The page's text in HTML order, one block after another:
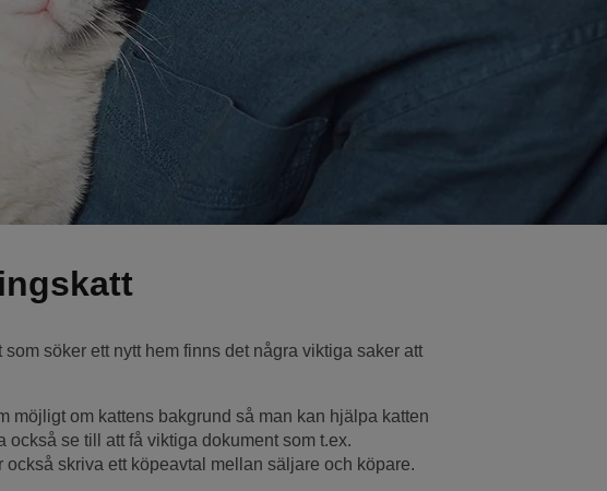
söker ett nytt hem finns det några viktiga saker att
möjligt om kattens bakgrund så man kan hjälpa katten
se till att få viktiga dokument som t.ex.
skriva ett köpeavtal mellan säljare och köpare.